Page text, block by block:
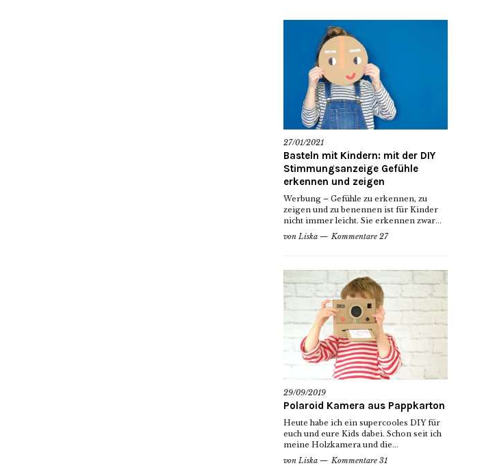
27/01/2021
Basteln mit Kindern: mit der DIY
Stimmungsanzeige Gefühle
erkennen und zeigen
Werbung – Gefühle zu erkennen, zu
zeigen und zu benennen ist für Kinder
nicht immer leicht. Sie erkennen zwar...
von Liska Kommentare 27
29/09/2019
Polaroid Kamera aus Pappkarton
Heute habe ich ein supercooles DIY für
euch und eure Kids dabei. Schon seit ich
meine Holzkamera und die...
von Liska Kommentare 31